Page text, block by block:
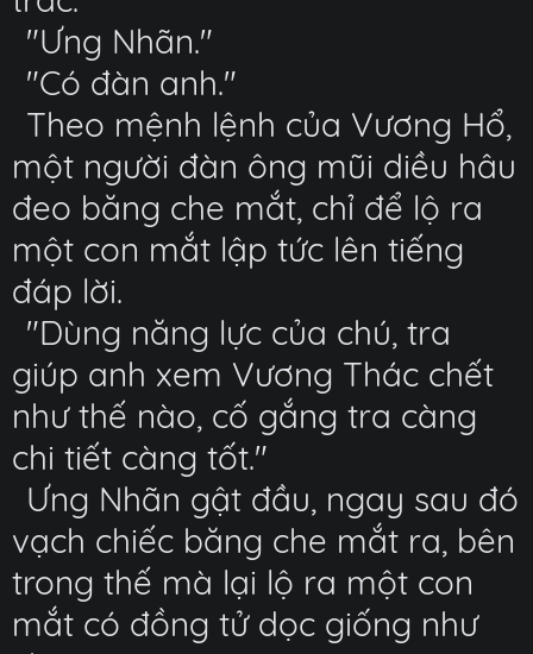
"Ưng Nhãn."
"Có đàn anh."
Theo mệnh lệnh của Vương Hổ,
một người đàn ông mũi diều hâu
đeo băng che mắt, chỉ để lộ ra
một con mắt lập tức lên tiếng
đáp lời.
"Dùng năng lực của chú, tra
giúp anh xem Vương Thác chết
như thế nào, cố gắng tra càng
chi tiết càng tốt."
Ưng Nhãn gật đầu, ngay sau đó
vạch chiếc băng che mắt ra, bên
trong thế mà lại lộ ra một con
mắt có đồng tử dọc giống như